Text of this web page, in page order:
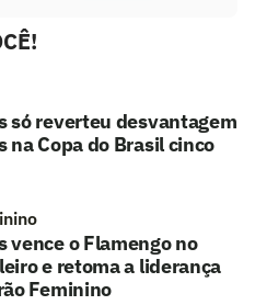
só reverteu desvantagem
na Copa do Brasil cinco
vence o Flamengo no
e retoma a liderança
Feminino